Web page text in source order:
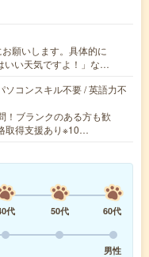
願いします。具体的に
いい天気ですよ！」な…
ソコンスキル不要 / 英語力不
ブランクのある方も歓
取得支援あり※10…
代 50代
60代
男性